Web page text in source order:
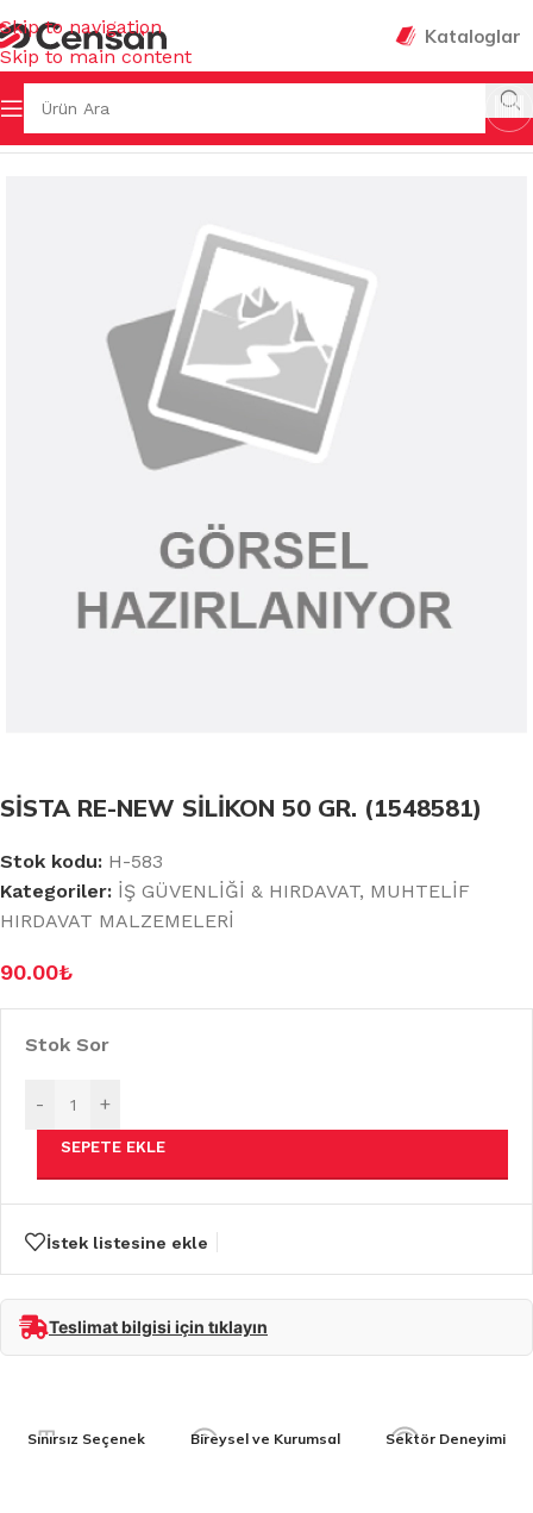
Skip to navigation
Skip to main content
Kataloglar
& HIRDAVAT MUHTELİF HIRDAVAT MALZEMELERİ
SİSTA RE-NEW SİLİKON 50 GR. (1548581)
Stok kodu: H-583
Kategoriler: İŞ GÜVENLİĞİ & HIRDAVAT, MUHTELİF
HIRDAVAT MALZEMELERİ
90.00₺
Stok Sor
- +
SEPETE EKLE
İstek listesine ekle
Teslimat bilgisi için tıklayın
Sınırsız Seçenek Bireysel ve Kurumsal Sektör Deneyimi